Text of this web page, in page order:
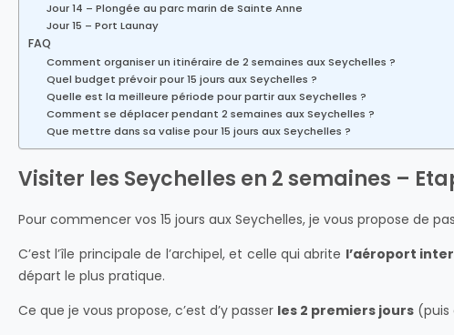
Jour 14 – Plongée au parc marin de Sainte Anne
Jour 15 – Port Launay
FAQ
Comment organiser un itinéraire de 2 semaines aux Seychelles ?
Quel budget prévoir pour 15 jours aux Seychelles ?
Quelle est la meilleure période pour partir aux Seychelles ?
Comment se déplacer pendant 2 semaines aux Seychelles ?
Que mettre dans sa valise pour 15 jours aux Seychelles ?
Visiter les Seychelles en 2 semaines –
Pour commencer vos 15 jours aux Seychelles, je vous propose de
C’est l’île principale de l’archipel, et celle qui abrite l’aéroport
départ le plus pratique.
Ce que je vous propose, c’est d’y passer les 2 premiers jours (puis